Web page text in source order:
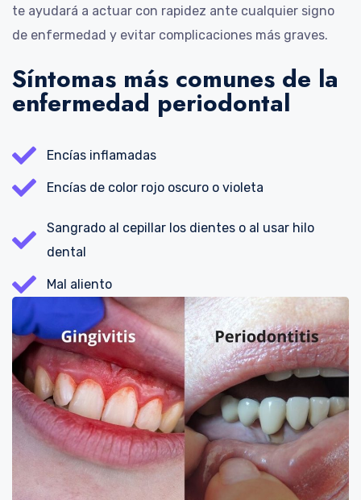
te ayudará a actuar con rapidez ante cualquier signo
de enfermedad y evitar complicaciones más graves.
Síntomas más comunes de la
enfermedad periodontal
Encías inflamadas
Encías de color rojo oscuro o violeta
Sangrado al cepillar los dientes o al usar hilo
dental
Mal aliento